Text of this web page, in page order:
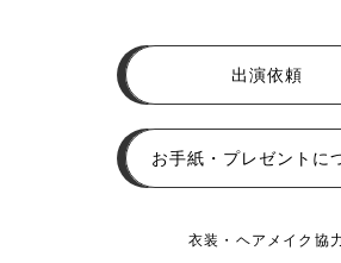
出演依頼
お手紙・プレゼントに
衣装・ヘアメイク協